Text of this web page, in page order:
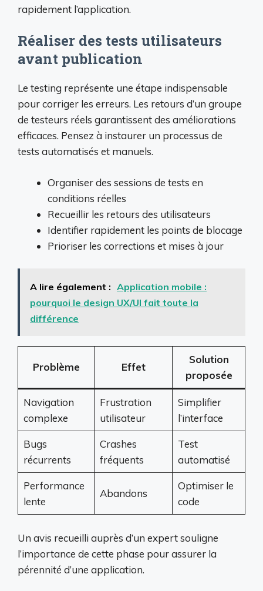
rapidement l’application.
Réaliser des tests utilisateurs
avant publication
Le testing représente une étape indispensable
pour corriger les erreurs. Les retours d’un groupe
de testeurs réels garantissent des améliorations
efficaces. Pensez à instaurer un processus de
tests automatisés et manuels.
Organiser des sessions de tests en
conditions réelles
Recueillir les retours des utilisateurs
Identifier rapidement les points de blocage
Prioriser les corrections et mises à jour
A lire également : Application mobile :
pourquoi le design UX/UI fait toute la
différence
Problème Effet
Solution
proposée
Navigation
complexe
Frustration
utilisateur
Simplifier
l’interface
Bugs
récurrents
Crashes
fréquents
Test
automatisé
Performance
lente
Abandons
Optimiser le
code
Un avis recueilli auprès d’un expert souligne
l’importance de cette phase pour assurer la
pérennité d’une application.